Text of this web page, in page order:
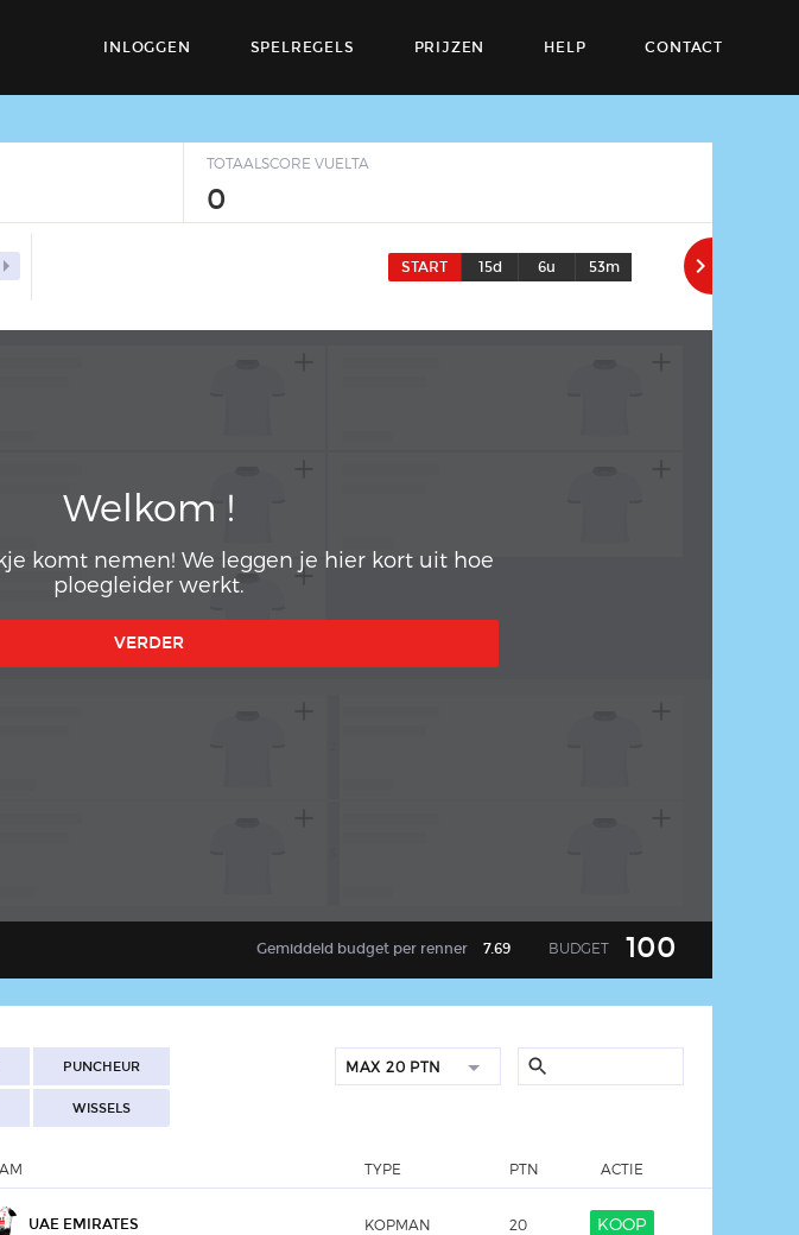
INLOGGEN SPELREGELS PRIJZEN HELP CONTACT
TOTAALSCORE VUELTA
0
 START 15d 6u 53m 
Welkom !
komt nemen! We leggen je hier kort uit hoe
ploegleider werkt.
VERDER
Gemiddeld budget per renner 7.69 BUDGET 100
PUNCHEUR
WISSELS
MAX 20 PTN
TYPE PTN ACTIE
UAE EMIRATES KOPMAN 20 KOOP